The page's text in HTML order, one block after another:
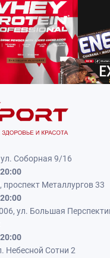
Соборная 9/16
проспект Металлургов 33
ул. Большая
Небесной Сотни 2